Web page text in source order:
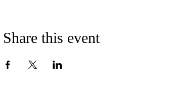
Share this event